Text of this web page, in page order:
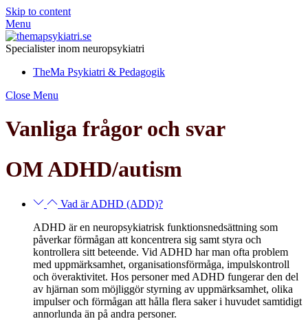
Skip to content
Menu
Specialister inom neuropsykiatri
TheMa Psykiatri & Pedagogik
Close Menu
Vanliga frågor och svar
OM ADHD/autism
Vad är ADHD (ADD)?
ADHD är en neuropsykiatrisk funktionsnedsättning som
påverkar förmågan att koncentrera sig samt styra och
kontrollera sitt beteende. Vid ADHD har man ofta problem
med uppmärksamhet, organisationsförmåga, impulskontroll
och överaktivitet. Hos personer med ADHD fungerar den del
av hjärnan som möjliggör styrning av uppmärksamhet, olika
impulser och förmågan att hålla flera saker i huvudet samtidigt
annorlunda än på andra personer.